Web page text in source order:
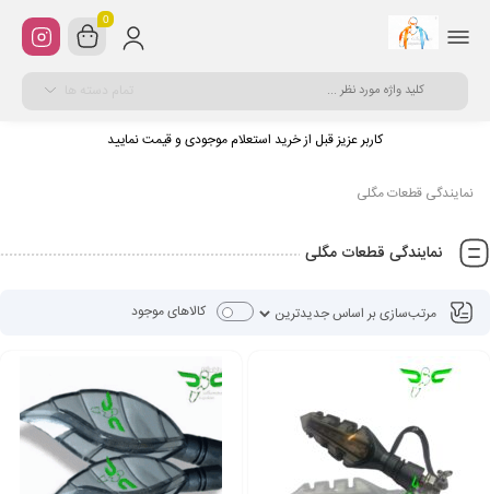
0
کاربر عزیز قبل از خرید استعلام موجودی و قیمت نمایید
نمایندگی قطعات مگلی
نمایندگی قطعات مگلی
کالاهای موجود